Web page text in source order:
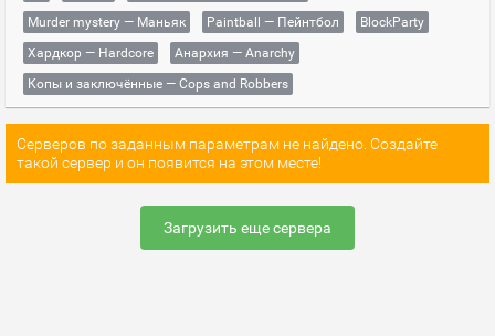
Murder mystery — Маньяк
Paintball — Пейнтбол
BlockParty
Хардкор — Hardcore
Анархия — Anarchy
Копы и заключённые — Cops and Robbers
Серверов по заданным параметрам не найдено. Создайте
такой сервер и он появится на этом месте!
Загрузить еще сервера